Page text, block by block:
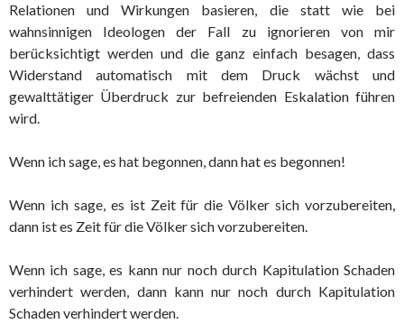
Relationen und Wirkungen basieren, die statt wie bei
wahnsinnigen Ideologen der Fall zu ignorieren von mir
berücksichtigt werden und die ganz einfach besagen, dass
Widerstand automatisch mit dem Druck wächst und
gewalttätiger Überdruck zur befreienden Eskalation führen
wird.
Wenn ich sage, es hat begonnen, dann hat es begonnen!
Wenn ich sage, es ist Zeit für die Völker sich vorzubereiten,
dann ist es Zeit für die Völker sich vorzubereiten.
Wenn ich sage, es kann nur noch durch Kapitulation Schaden
verhindert werden, dann kann nur noch durch Kapitulation
Schaden verhindert werden.